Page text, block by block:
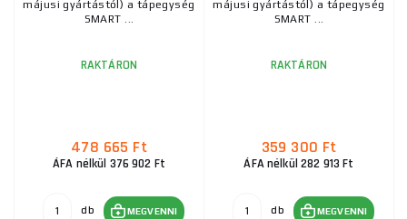
májusi gyártástól) a tápegység
SMART ...
RAKTÁRON
478 665 Ft
ÁFA nélkül 376 902 Ft
db MEGVENNI
májusi gyártástól) a tápegység
SMART ...
RAKTÁRON
359 300 Ft
ÁFA nélkül 282 913 Ft
db MEGVENNI